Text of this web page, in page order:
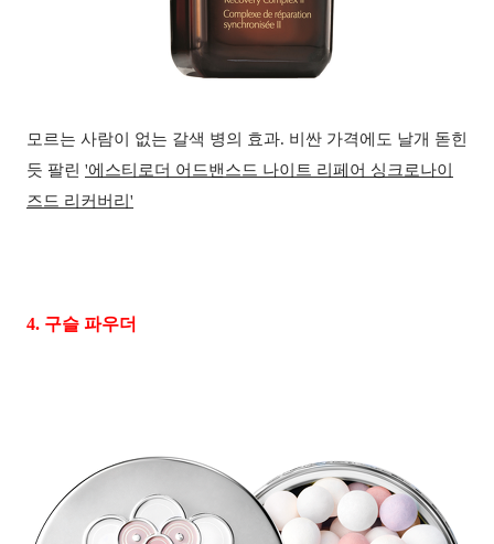
모르는 사람이 없는 갈색 병의 효과. 비싼 가격에도 날개 돋힌
듯 팔린 '에스티로더 어드밴스드 나이트 리페어 싱크로나이
즈드 리커버리'
4. 구슬 파우더